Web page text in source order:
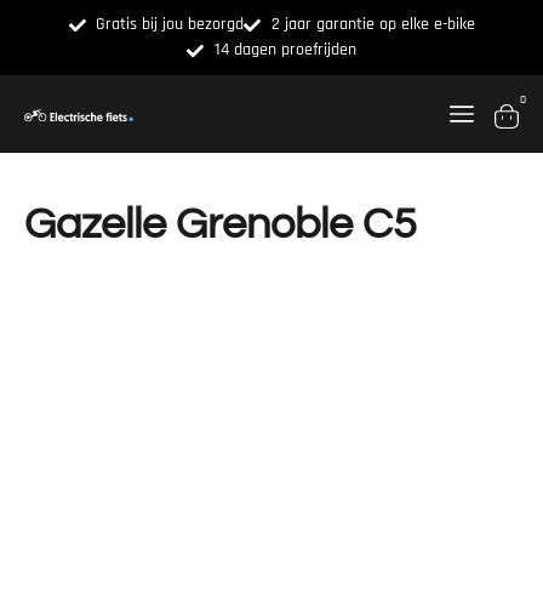
Gratis bij jou bezorgd
2 jaar garantie op elke e-bike
14 dagen proefrijden
0
Gazelle Grenoble C5